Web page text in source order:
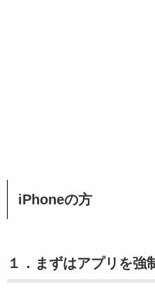
iPhoneの方
１．まずはアプリを強